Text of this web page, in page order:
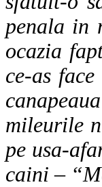
penala in
ocazia
ce-as
mileurile
pe usa-
caini –